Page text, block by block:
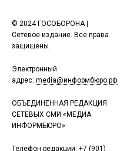
© 2024 ГОСОБОРОНА |
Сетевое издание. Все права
защищены.
Электронный
адрес: media@информбюро.рф
ОБЪЕДИНЕННАЯ РЕДАКЦИЯ
СЕТЕВЫХ СМИ «МЕДИА
ИНФОРМБЮРО»
Телефон редакции: +7 (901)